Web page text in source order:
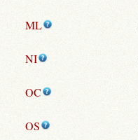
ML
NI
OC
OS